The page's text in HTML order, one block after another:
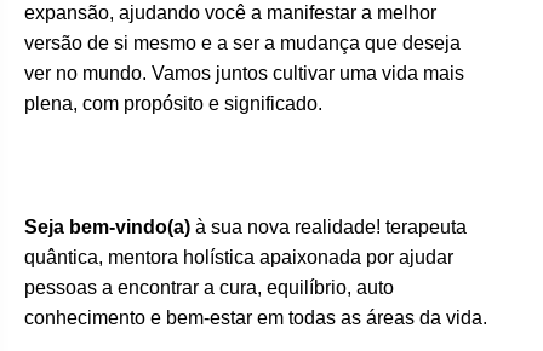
expansão, ajudando você a manifestar a melhor
versão de si mesmo e a ser a mudança que deseja
ver no mundo. Vamos juntos cultivar uma vida mais
plena, com propósito e significado.
Seja bem-vindo(a) à sua nova realidade! terapeuta
quântica, mentora holística apaixonada por ajudar
pessoas a encontrar a cura, equilíbrio, auto
conhecimento e bem-estar em todas as áreas da vida.